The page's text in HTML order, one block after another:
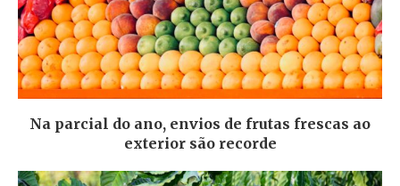
Na parcial do ano, envios de frutas frescas ao
exterior são recorde